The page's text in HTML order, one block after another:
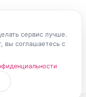
сервис лучше.
вы соглашаетесь с